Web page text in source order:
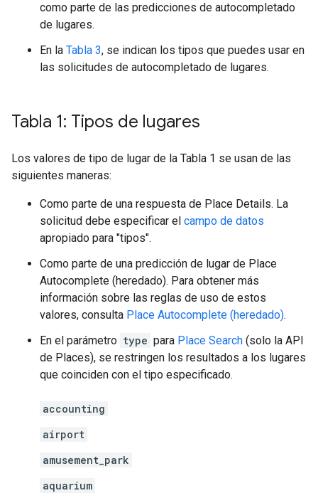
como parte de las predicciones de autocompletado
de lugares.
En la Tabla 3, se indican los tipos que puedes usar en
las solicitudes de autocompletado de lugares.
Tabla 1: Tipos de lugares
Los valores de tipo de lugar de la Tabla 1 se usan de las
siguientes maneras:
Como parte de una respuesta de Place Details. La
solicitud debe especificar el campo de datos
apropiado para "tipos".
Como parte de una predicción de lugar de Place
Autocomplete (heredado). Para obtener más
información sobre las reglas de uso de estos
valores, consulta Place Autocomplete (heredado).
En el parámetro type para Place Search (solo la API
de Places), se restringen los resultados a los lugares
que coinciden con el tipo especificado.
accounting
airport
amusement_park
aquarium